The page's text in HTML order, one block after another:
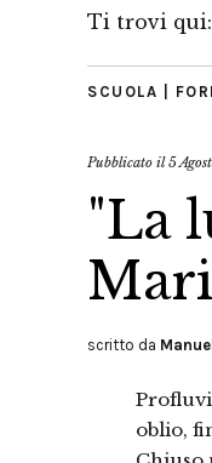
Ti trovi qui:
SCUOLA |
Pubblicato il5
"La
scritto da
oblio,